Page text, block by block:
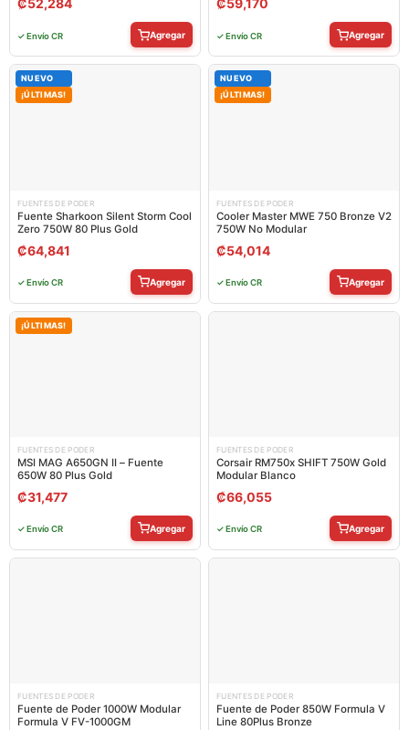
₡52,284
✓ Envío CR Agregar
₡59,170
✓ Envío CR Agregar
NUEVO
¡ÚLTIMAS!
FUENTES DE PODER
Fuente Sharkoon Silent Storm Cool
Zero 750W 80 Plus Gold
₡64,841
✓ Envío CR Agregar
NUEVO
¡ÚLTIMAS!
FUENTES DE PODER
Cooler Master MWE 750 Bronze V2
750W No Modular
₡54,014
✓ Envío CR Agregar
¡ÚLTIMAS!
FUENTES DE PODER
MSI MAG A650GN II – Fuente
650W 80 Plus Gold
₡31,477
✓ Envío CR Agregar
FUENTES DE PODER
Corsair RM750x SHIFT 750W Gold
Modular Blanco
₡66,055
✓ Envío CR Agregar
FUENTES DE PODER
Fuente de Poder 1000W Modular
Formula V FV-1000GM
FUENTES DE PODER
Fuente de Poder 850W Formula V
Line 80Plus Bronze